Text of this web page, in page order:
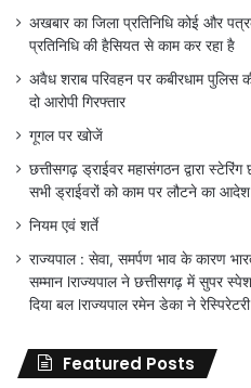
अखबार का जिला प्रतिनिधि कोई और
प्रतिनिधि की हैसियत से काम कर रहा है
अवैध शराब परिवहन पर कबीरधाम पुलिस
दो आरोपी गिरफ्तार
गूगल पर खोजें
छत्तीसगढ़ ड्राईवर महासंगठन द्वारा
सभी ड्राईवरों को काम पर लौटने का आदेश
नियम एवं शर्ते
राज्यपाल : सेवा, समर्पण भाव के कारण
सम्मान lराज्यपाल ने छत्तीसगढ़ में सुपर
दिया बल lराज्यपाल रमेन डेका ने
Featured Posts